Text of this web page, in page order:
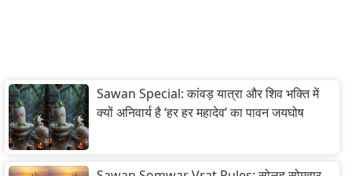
Sawan Special: कांवड़ यात्रा और शिव भक्ति में
क्यों अनिवार्य है ‘हर हर महादेव’ का पावन जयघोष